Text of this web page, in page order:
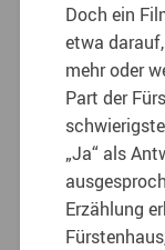
Doch ein
etwa
mehr oder
Part der
„Ja“ als
Erzählung